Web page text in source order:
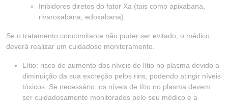
Inibidores diretos do fator Xa (tais como apixabana,
rivaroxabana, edoxabana).
Se o tratamento concomitante não puder ser evitado, o médico
deverá realizar um cuidadoso monitoramento.
Lítio: risco de aumento dos níveis de lítio no plasma devido a
diminuição da sua excreção pelos rins, podendo atingir níveis
tóxicos. Se necessário, os níveis de lítio no plasma devem
ser cuidadosamente monitorados pelo seu médico e a